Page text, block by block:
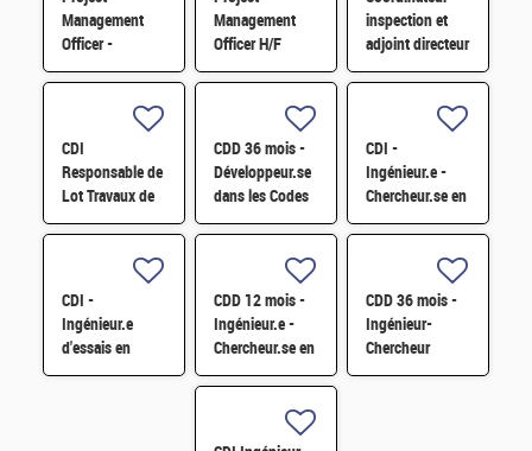
Management
Officer -
Référent Cost
Management
Officer H/F
inspection et
adjoint directeur
qualité/inspection
CDI
Responsable de
Lot Travaux de
Démantèlement
CDD 36 mois -
Développeur.se
dans les Codes
de Traitement
Nucléaires et
Monte-Carlo H/F
CDI -
Ingénieur.e -
Chercheur.se en
caractérisation
atomique
tomographique
H/F
CDI -
Ingénieur.e
d'essais en
mécanique
CDD 12 mois -
Ingénieur.e -
Chercheur.se en
Matériaux et
CDD 36 mois -
Ingénieur-
Chercheur
matériaux -